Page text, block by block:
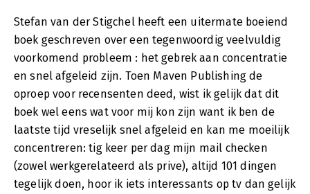
Stefan van der Stigchel heeft een uitermate boeiend
boek geschreven over een tegenwoordig veelvuldig
voorkomend probleem : het gebrek aan concentratie
en snel afgeleid zijn. Toen Maven Publishing de
oproep voor recensenten deed, wist ik gelijk dat dit
boek wel eens wat voor mij kon zijn want ik ben de
laatste tijd vreselijk snel afgeleid en kan me moeilijk
concentreren: tig keer per dag mijn mail checken
(zowel werkgerelateerd als prive), altijd 101 dingen
tegelijk doen, hoor ik iets interessants op tv dan gelijk